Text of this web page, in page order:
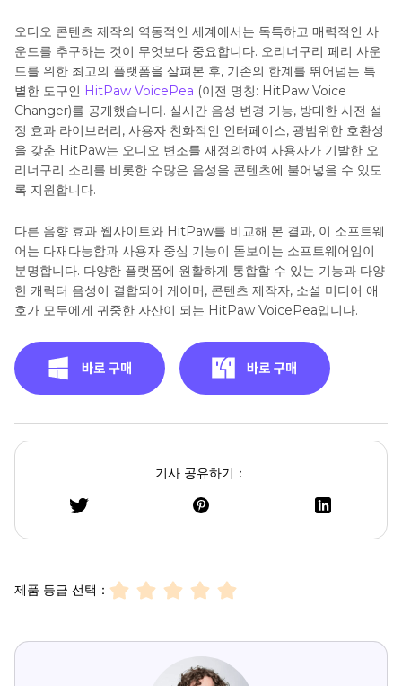
오디오 콘텐츠 제작의 역동적인 세계에서는 독특하고 매력적인 사
운드를 추구하는 것이 무엇보다 중요합니다. 오리너구리 페리 사운
드를 위한 최고의 플랫폼을 살펴본 후, 기존의 한계를 뛰어넘는 특
별한 도구인 HitPaw VoicePea (이전 명칭: HitPaw Voice
Changer)를 공개했습니다. 실시간 음성 변경 기능, 방대한 사전 설
정 효과 라이브러리, 사용자 친화적인 인터페이스, 광범위한 호환성
을 갖춘 HitPaw는 오디오 변조를 재정의하여 사용자가 기발한 오
리너구리 소리를 비롯한 수많은 음성을 콘텐츠에 불어넣을 수 있도
록 지원합니다.
다른 음향 효과 웹사이트와 HitPaw를 비교해 본 결과, 이 소프트웨
어는 다재다능함과 사용자 중심 기능이 돋보이는 소프트웨어임이
분명합니다. 다양한 플랫폼에 원활하게 통합할 수 있는 기능과 다양
한 캐릭터 음성이 결합되어 게이머, 콘텐츠 제작자, 소셜 미디어 애
호가 모두에게 귀중한 자산이 되는 HitPaw VoicePea입니다.
기사 공유하기：
제품 등급 선택：